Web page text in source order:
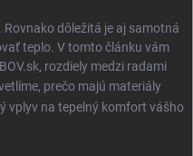
Rovnako dôležitá je aj samotná
teplo. V tomto článku vám
rozdiely medzi radami
prečo majú materiály
vplyv na tepelný komfort vášho